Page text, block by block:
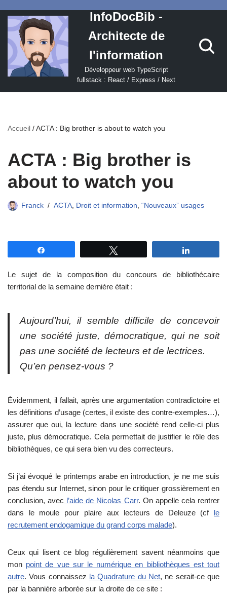
Aller
au
contenu
InfoDocBib -
Architecte de
l'information
Développeur web TypeScript
fullstack : React / Express / Next
Accueil /ACTA : Big brother is about to watch you
ACTA : Big brother is
about to watch you
Franck ACTA, Droit et information, “Nouveaux” usages
Le sujet de la composition du concours de bibliothécaire
territorial de la semaine dernière était :
Aujourd’hui, il semble difficile de concevoir
une société juste, démocratique, qui ne soit
pas une société de lecteurs et de lectrices.
Qu’en pensez-vous ?
Évidemment, il fallait, après une argumentation contradictoire et
les définitions d’usage (certes, il existe des contre-exemples…),
assurer que oui, la lecture dans une société rend celle-ci plus
juste, plus démocratique. Cela permettait de justifier le rôle des
bibliothèques, ce qui sera bien vu des correcteurs.
Si j’ai évoqué le printemps arabe en introduction, je ne me suis
pas étendu sur Internet, sinon pour le critiquer grossièrement en
conclusion, avec l’aide de Nicolas Carr. On appelle cela rentrer
dans le moule pour plaire aux lecteurs de Deleuze (cf le
recrutement endogamique du grand corps malade).
Ceux qui lisent ce blog régulièrement savent néanmoins que
mon point de vue sur le numérique en bibliothèques est tout
autre. Vous connaissez la Quadrature du Net, ne serait-ce que
par la bannière arborée sur la droite de ce site :